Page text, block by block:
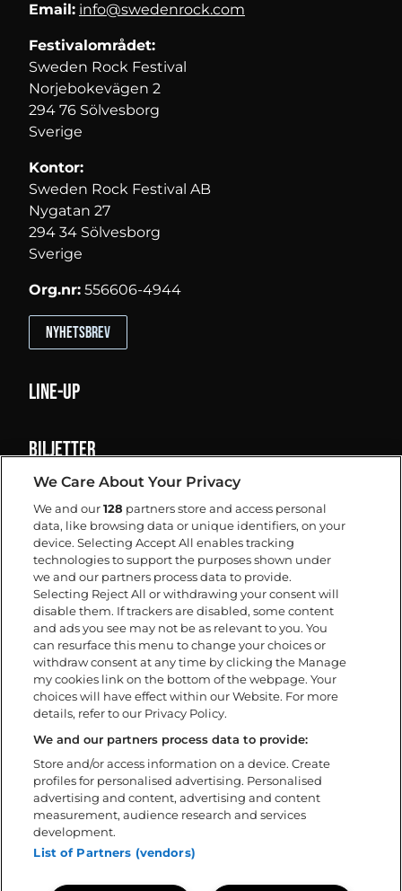
Email: info@swedenrock.com
Festivalområdet:
Sweden Rock Festival
Norjebokevägen 2
294 76 Sölvesborg
Sverige
Kontor:
Sweden Rock Festival AB
Nygatan 27
294 34 Sölvesborg
Sverige
Org.nr: 556606-4944
Nyhetsbrev
Line-up
Biljetter
Info
Hitta hit
Camping/Boende
Barn på festivalen
Tillgänglighet
Under festivalen
FAQ
Om
Ladda ner app
Policys
Tillgänglighetsredogörelse
Volontär
Kontakta oss
Sweden Rock Spirits
Sweden Rock Magazine
We Care About Your Privacy
We and our128 partners store and access personal
data, like browsing data or unique identifiers, on your
device. Selecting Accept All enables tracking
technologies to support the purposes shown under
we and our partners process data to provide.
Selecting Reject All or withdrawing your consent will
disable them. If trackers are disabled, some content
and ads you see may not be as relevant to you. You
can resurface this menu to change your choices or
withdraw consent at any time by clicking the Manage
my cookies link on the bottom of the webpage. Your
choices will have effect within our Website. For more
details, refer to our Privacy Policy.
We and our partners process data to provide:
Store and/or access information on a device. Create
profiles for personalised advertising. Personalised
advertising and content, advertising and content
measurement, audience research and services
development.
List of Partners (vendors)